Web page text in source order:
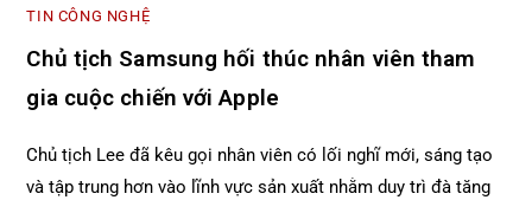
TIN CÔNG NGHỆ
Chủ tịch Samsung hối thúc nhân viên tham
gia cuộc chiến với Apple
Chủ tịch Lee đã kêu gọi nhân viên có lối nghĩ mới, sáng tạo
và tập trung hơn vào lĩnh vực sản xuất nhằm duy trì đà tăng